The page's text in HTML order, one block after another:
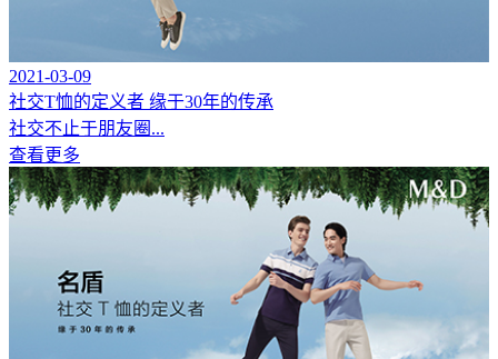
2021-03-09
社交T恤的定义者 缘于30年的传承
社交不止于朋友圈...
查看更多